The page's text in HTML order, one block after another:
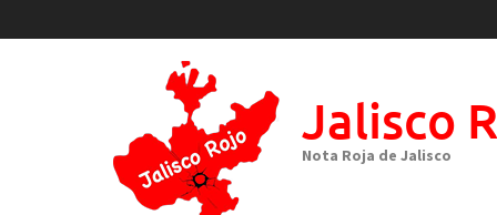
to
Jalisco
Nota Roja de Jalisco